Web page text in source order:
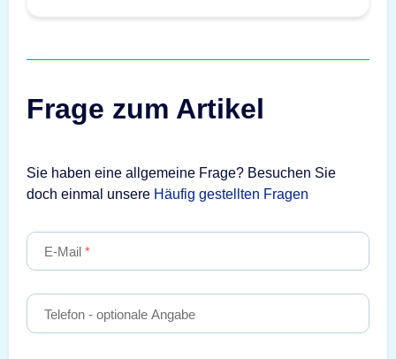
Frage zum Artikel
Sie haben eine allgemeine Frage? Besuchen Sie
doch einmal unsere Häufig gestellten Fragen
E-Mail
Telefon - optionale Angabe